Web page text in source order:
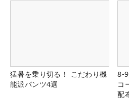
猛暑を乗り切る！ こだわり機
能派パンツ4選
8-
コ
配